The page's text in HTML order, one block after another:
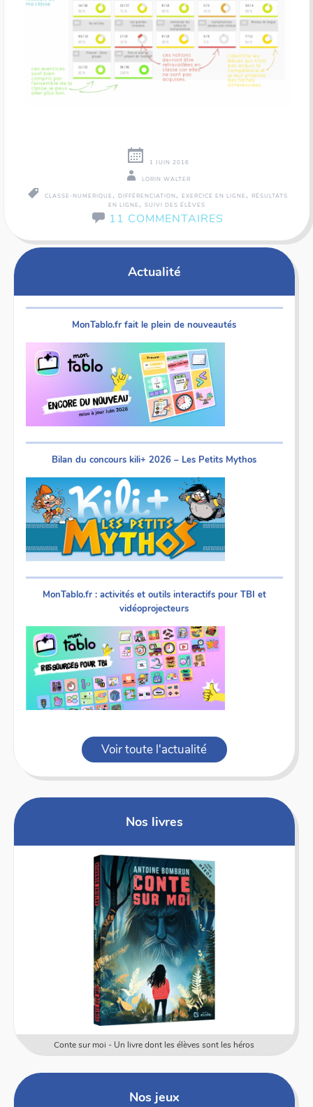
1 JUIN 2016
LORIN WALTER
CLASSE-NUMERIQUE , DIFFÉRENCIATION , EXERCICE EN LIGNE , RÉSULTATS
EN LIGNE , SUIVI DES ÉLÈVES
11 COMMENTAIRES
Actualité
MonTablo.fr fait le plein de nouveautés
Bilan du concours kili+ 2026 – Les Petits Mythos
MonTablo.fr : activités et outils interactifs pour TBI et
vidéoprojecteurs
Voir toute l'actualité
Nos livres
Conte sur moi - Un livre dont les élèves sont les héros
Nos jeux